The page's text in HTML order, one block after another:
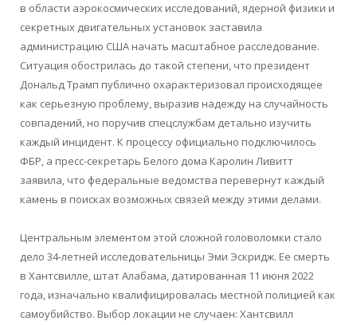
в области аэрокосмических исследований, ядерной физики и
секретных двигательных установок заставила
администрацию США начать масштабное расследование.
Ситуация обострилась до такой степени, что президент
Дональд Трамп публично охарактеризовал происходящее
как серьезную проблему, выразив надежду на случайность
совпадений, но поручив спецслужбам детально изучить
каждый инцидент. К процессу официально подключилось
ФБР, а пресс-секретарь Белого дома Каролин Ливитт
заявила, что федеральные ведомства перевернут каждый
камень в поисках возможных связей между этими делами.
Центральным элементом этой сложной головоломки стало
дело 34-летней исследовательницы Эми Эскридж. Ее смерть
в Хантсвилле, штат Алабама, датированная 11 июня 2022
года, изначально квалифицировалась местной полицией как
самоубийство. Выбор локации не случаен: Хантсвилл